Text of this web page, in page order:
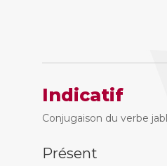
Indicatif
Conjugaison du verbe
Présent